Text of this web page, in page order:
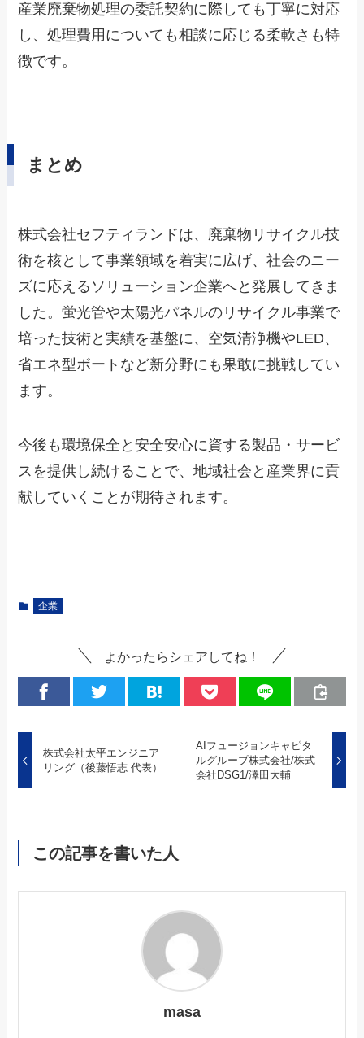
産業廃棄物処理の委託契約に際しても丁寧に対応
し、処理費用についても相談に応じる柔軟さも特
徴です。
まとめ
株式会社セフティランドは、廃棄物リサイクル技
術を核として事業領域を着実に広げ、社会のニー
ズに応えるソリューション企業へと発展してきま
した。蛍光管や太陽光パネルのリサイクル事業で
培った技術と実績を基盤に、空気清浄機やLED、
省エネ型ボートなど新分野にも果敢に挑戦してい
ます。
今後も環境保全と安全安心に資する製品・サービ
スを提供し続けることで、地域社会と産業界に貢
献していくことが期待されます。
企業
よかったらシェアしてね！
株式会社太平エンジニア
リング（後藤悟志 代表）
AIフュージョンキャピタ
ルグループ株式会社/株式
会社DSG1/澤田大輔
この記事を書いた人
masa